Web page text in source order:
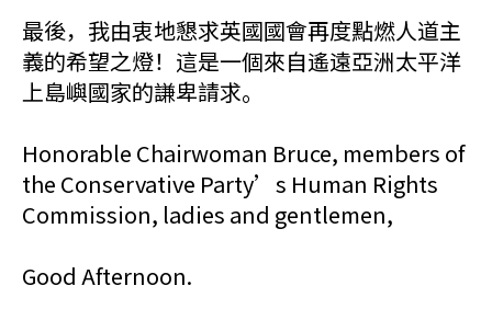
最後，我由衷地懇求英國國會再度點燃人道主
義的希望之燈！這是一個來自遙遠亞洲太平洋
上島嶼國家的謙卑請求。
Honorable Chairwoman Bruce, members of
the Conservative Party’s Human Rights
Commission, ladies and gentlemen,
Good Afternoon.